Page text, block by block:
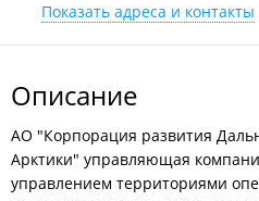
сегодня закрыто
Показать адреса и контакты
Описание
АО "Корпорация развития
Арктики" управляющая
управлением территориями